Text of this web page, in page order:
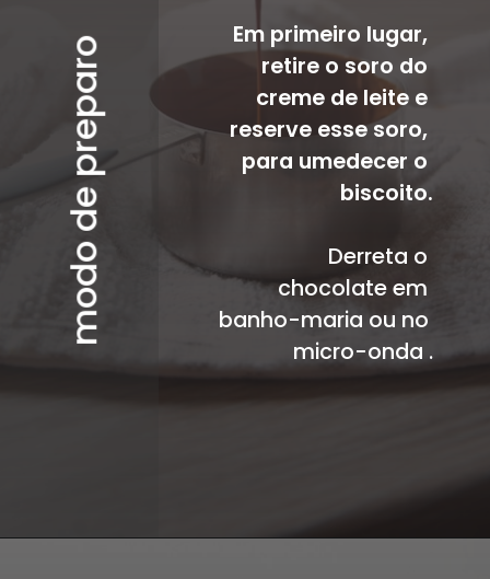
Em primeiro lugar,
retire o soro do
creme de leite e
reserve esse soro,
para umedecer o
biscoito.
Derreta o
chocolate em
banho-maria ou no
micro-onda .
modo de preparo